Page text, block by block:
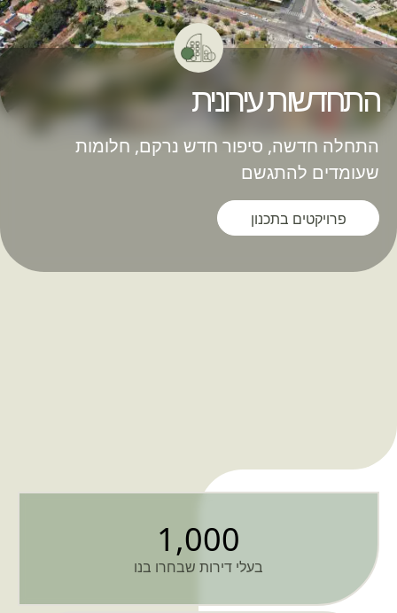
התחדשות עירונית
התחלה חדשה, סיפור חדש נרקם, חלומות
שעומדים להתגשם
פרויקטים בתכנון
1,000
בעלי דירות שבחרו בנו